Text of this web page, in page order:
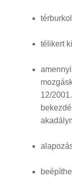
télikert
12/